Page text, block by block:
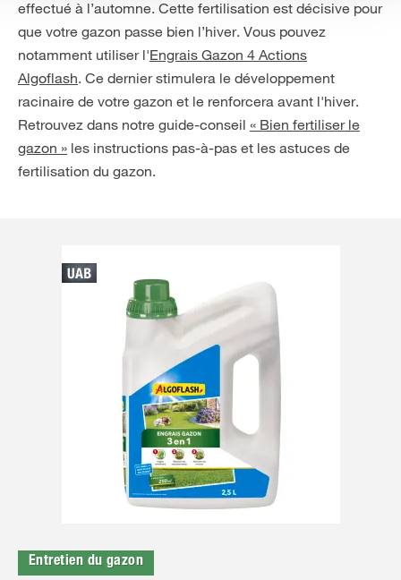
effectué à l’automne. Cette fertilisation est décisive pour
que votre gazon passe bien l’hiver. Vous pouvez
notamment utiliser l'Engrais Gazon 4 Actions
Algoflash. Ce dernier stimulera le développement
racinaire de votre gazon et le renforcera avant l'hiver.
Retrouvez dans notre guide-conseil « Bien fertiliser le
gazon » les instructions pas-à-pas et les astuces de
fertilisation du gazon.
Entretien du gazon